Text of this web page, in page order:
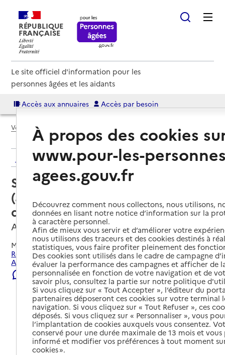
RÉPUBLIQUE
FRANÇAISE
Le site officiel d'information pour les
personnes âgées et les aidants
Accès aux annuaires Accès par besoin
Voir le fil d’Ariane
Retour aux résultats de l'annuaire
Service autonomie à domicile
(aide) – Services ADMR
d'Armance
Auxon, AUBE
Mis à jour le06/08/2026
Rechercher les établissements et services autour de
Auxon.
Signaler une erreur
À propos des cookies
www.pour-les-
agees.gouv.fr
Découvrez comment nous collectons, nous utilisons,
données en lisant notre notice d’information sur la
à caractère personnel.
Afin de mieux vous servir et d’améliorer votre
nous utilisons des traceurs et des cookies destinés à
statistiques, vous faire profiter pleinement des
Des cookies sont utilisés dans le cadre de campagne
évaluer la performance des campagnes et afficher de
personnalisée en fonction de votre navigation et de
savoir plus, consultez la partie sur notre politique
Si vous cliquez sur « Tout Accepter », l’éditeur du
partenaires déposeront ces cookies sur votre terminal
navigation. Si vous cliquez sur « Tout Refuser », ces
déposés. Si vous cliquez sur « Personnaliser », vous
l’implantation de cookies auxquels vous consentez.
conservé pour une durée maximale de 13 mois et
informé et modifier vos préférences à tout moment
cookies ».